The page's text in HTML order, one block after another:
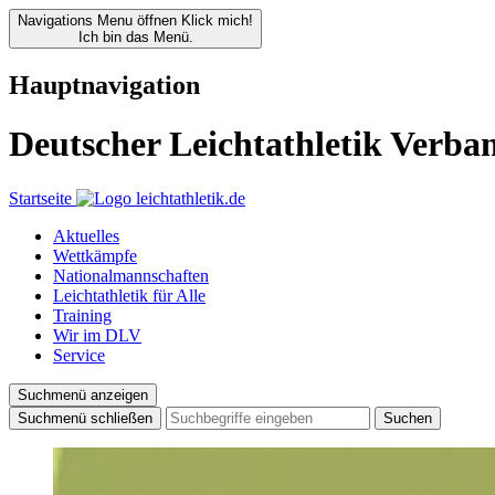
Navigations Menu öffnen Klick mich!
Ich bin das Menü.
Hauptnavigation
Deutscher Leichtathletik
Startseite
Aktuelles
Wettkämpfe
Nationalmannschaften
Leichtathletik für Alle
Training
Wir im DLV
Service
Suchmenü anzeigen
Suchmenü schließen
Suchen